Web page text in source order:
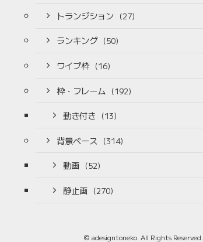
トランジション (27)
ランキング (50)
ワイプ枠 (16)
枠・フレーム (192)
動き付き (13)
背景ベース (314)
動画 (52)
静止画 (270)
© adesigntoneko. All Rights Reserved.